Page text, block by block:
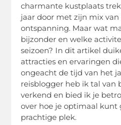
charmante kustplaats
jaar door met zijn mix
ontspanning. Maar wat
bijzonder en welke
seizoen? In dit artikel
attracties en ervaringen
ongeacht de tijd van het
reisblogger heb ik tal van
verkend en bied ik je
over hoe je optimaal kunt
prachtige plek.